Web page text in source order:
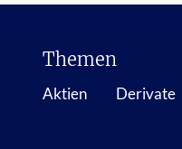
Themen
Aktien Derivate